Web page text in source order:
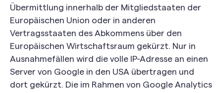
Übermittlung innerhalb der Mitgliedstaaten der
Europäischen Union oder in anderen
Vertragsstaaten des Abkommens über den
Europäischen Wirtschaftsraum gekürzt. Nur in
Ausnahmefällen wird die volle IP-Adresse an einen
Server von Google in den USA übertragen und
dort gekürzt. Die im Rahmen von Google Analytics